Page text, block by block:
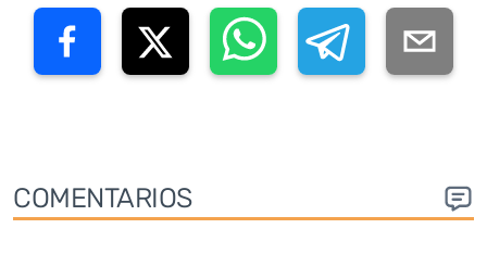
COMENTARIOS